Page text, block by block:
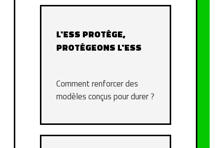
L'ESS PROTÈGE,
PROTÉGEONS L'ESS
Comment renforcer des
modèles conçus pour durer ?